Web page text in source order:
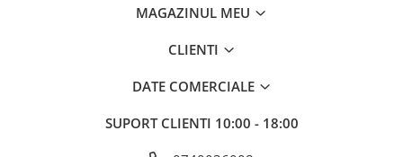
Instrumente Muzicale
Instrumente cu arcus
Instrumente de suflat
MAGAZINUL MEU
CLIENTI
DATE COMERCIALE
SUPORT CLIENTI 10:00 - 18:00